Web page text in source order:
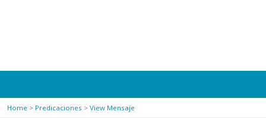
Home > Predicaciones > View Mensaje